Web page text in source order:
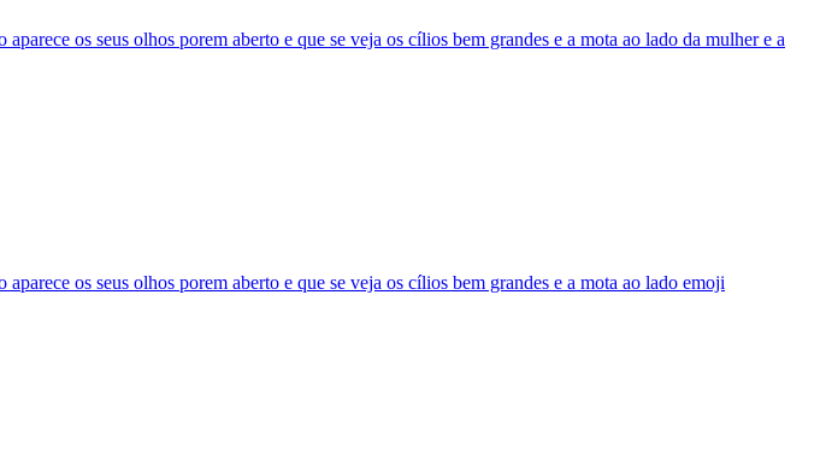
os seus olhos porem aberto e que se veja os cílios bem grandes e a mota ao lado da mulher e a
os seus olhos porem aberto e que se veja os cílios bem grandes e a mota ao lado emoji